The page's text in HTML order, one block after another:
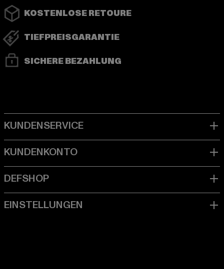
KOSTENLOSE RETOURE
TIEFPREISGARANTIE
SICHERE BEZAHLUNG